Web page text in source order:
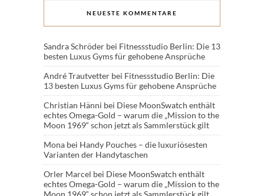
NEUESTE KOMMENTARE
Sandra Schröder bei Fitnessstudio Berlin: Die 13
besten Luxus Gyms für gehobene Ansprüche
André Trautvetter bei Fitnessstudio Berlin: Die
13 besten Luxus Gyms für gehobene Ansprüche
Christian Hänni bei Diese MoonSwatch enthält
echtes Omega-Gold – warum die „Mission to the
Moon 1969“ schon jetzt als Sammlerstück gilt
Mona bei Handy Pouches – die luxuriösesten
Varianten der Handytaschen
Orler Marcel bei Diese MoonSwatch enthält
echtes Omega-Gold – warum die „Mission to the